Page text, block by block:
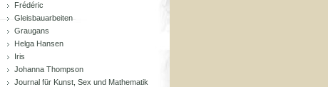
Frédéric
Gleisbauarbeiten
Graugans
Helga Hansen
Iris
Johanna Thompson
Journal für Kunst, Sex und Mathematik